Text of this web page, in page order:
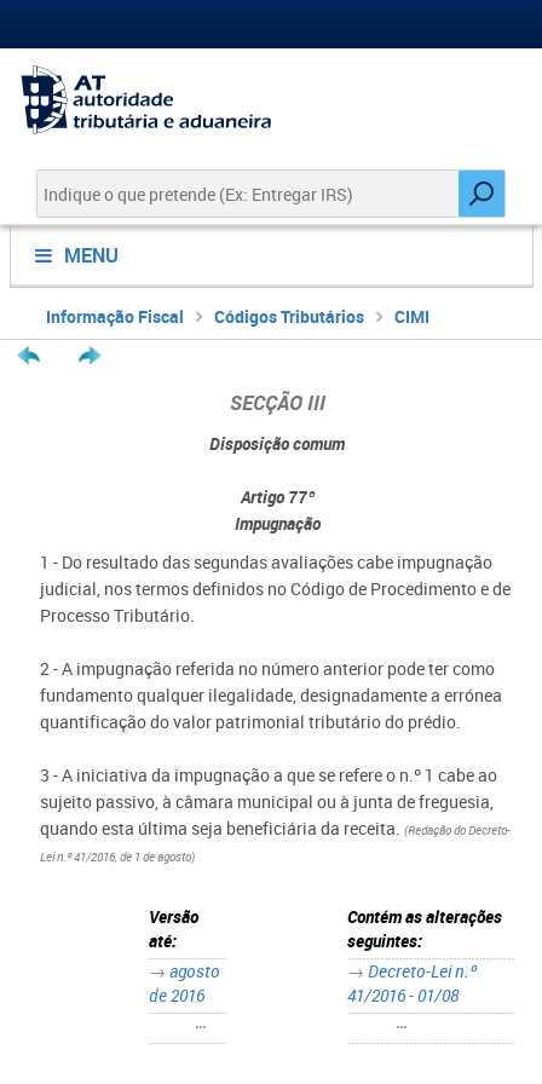
MENU
Informação Fiscal Códigos Tributários CIMI
SECÇÃO III
Disposição comum
Artigo 77º
Impugnação
1 - Do resultado das segundas avaliações cabe impugnação
judicial, nos termos definidos no Código de Procedimento e de
Processo Tributário.
2 - A impugnação referida no número anterior pode ter como
fundamento qualquer ilegalidade, designadamente a errónea
quantificação do valor patrimonial tributário do prédio.
3 - A iniciativa da impugnação a que se refere o n.º 1 cabe ao
sujeito passivo, à câmara municipal ou à junta de freguesia,
quando esta última seja beneficiária da receita. (Redação do Decreto-
Lei n.º 41/2016, de 1 de agosto)
Versão
até:
→ agosto
de 2016
•••
Contém as alterações
seguintes:
→ Decreto-Lei n.º
41/2016 - 01/08
•••